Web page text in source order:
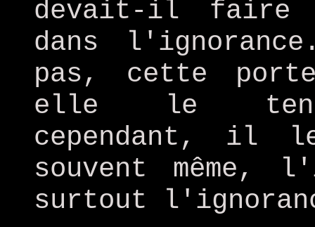
devait-il faire
dans
pas, cette
elle le
cependant, il
souvent même,
surtout